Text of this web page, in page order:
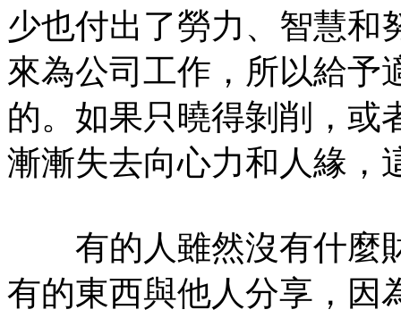
少也付出了勞力、智慧和
來為公司工作，所以給予
的。如果只曉得剝削，或
漸漸失去向心力和人緣，
有的人雖然沒有什麼
有的東西與他人分享，因